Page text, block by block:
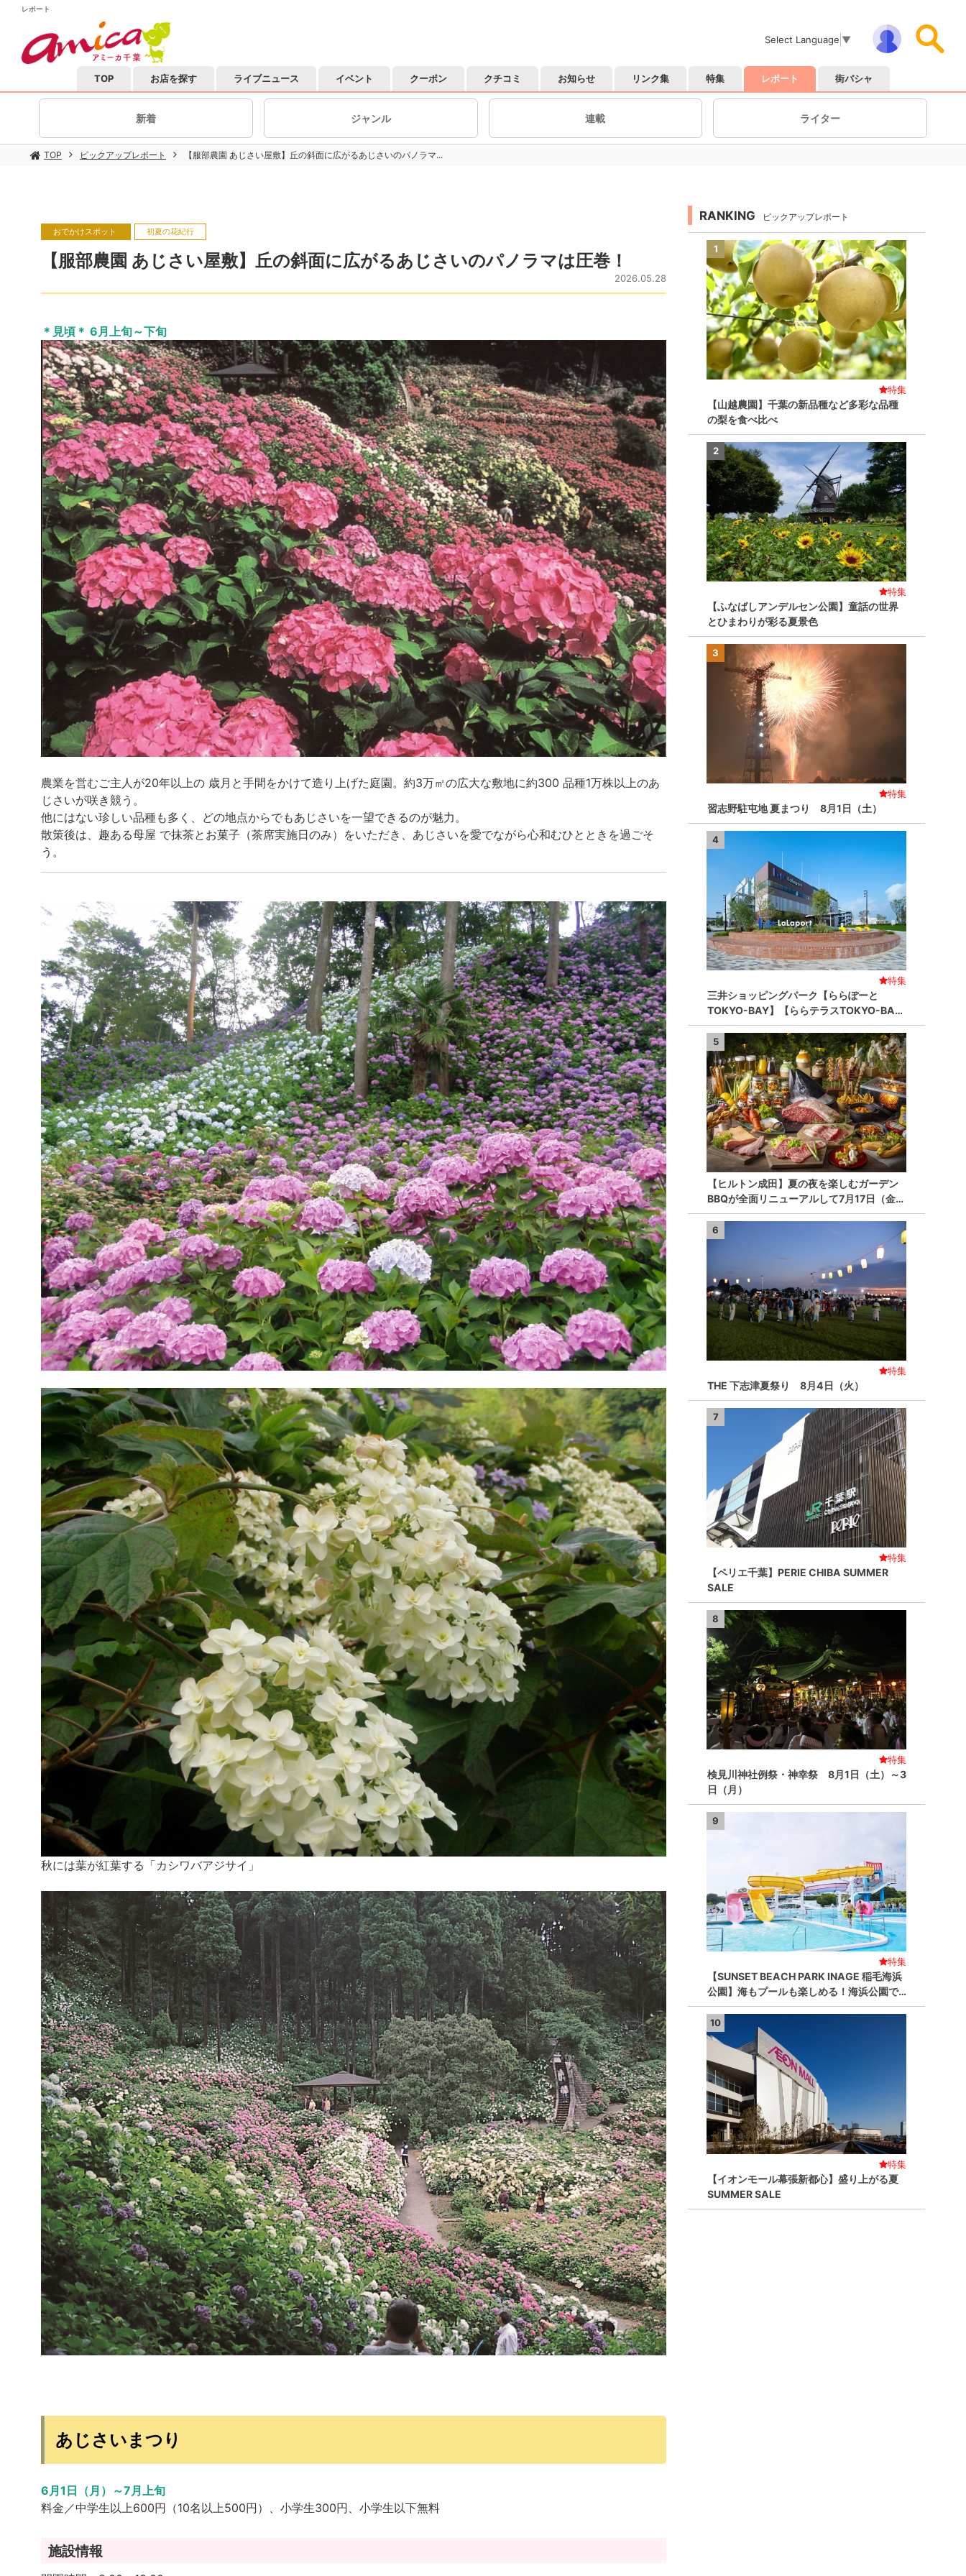
レポート
Select Language ▼
TOP お店を探す ライブニュース イベント クーポン クチコミ お知らせ リンク集 特集 レポート 街パシャ
新着 ジャンル 連載 ライター
TOP ピックアップレポート 【服部農園 あじさい屋敷】丘の斜面に広がるあじさいのパノラマ...
おでかけスポット 初夏の花紀行
【服部農園 あじさい屋敷】丘の斜面に広がるあじさいのパノラマは圧巻！
2026.05.28
＊見頃＊ 6月上旬～下旬
農業を営むご主人が20年以上の 歳月と手間をかけて造り上げた庭園。約3万㎡の広大な敷地に約300 品種1万株以上のあ
じさいが咲き競う。
他にはない珍しい品種も多く、どの地点からでもあじさいを一望できるのが魅力。
散策後は、趣ある母屋 で抹茶とお菓子（茶席実施日のみ）をいただき、あじさいを愛でながら心和むひとときを過ごそ
う。
秋には葉が紅葉する「カシワバアジサイ」
あじさいまつり
6月1日（月）～7月上旬
料金／中学生以上600円（10名以上500円）、小学生300円、小学生以下無料
施設情報
RANKING ピックアップレポート
1
特集
【山越農園】千葉の新品種など多彩な品種
の梨を食べ比べ
2
特集
【ふなばしアンデルセン公園】童話の世界
とひまわりが彩る夏景色
3
特集
習志野駐屯地 夏まつり 8月1日（土）
4
特集
三井ショッピングパーク【ららぽーと
TOKYO-BAY】【ららテラスTOKYO-BA…
5
【ヒルトン成田】夏の夜を楽しむガーデン
BBQが全面リニューアルして7月17日（金…
6
特集
THE 下志津夏祭り 8月4日（火）
7
特集
【ペリエ千葉】PERIE CHIBA SUMMER
SALE
8
特集
検見川神社例祭・神幸祭 8月1日（土）～3
日（月）
9
特集
【SUNSET BEACH PARK INAGE 稲毛海浜
公園】海もプールも楽しめる！海浜公園で…
10
特集
【イオンモール幕張新都心】盛り上がる夏
SUMMER SALE